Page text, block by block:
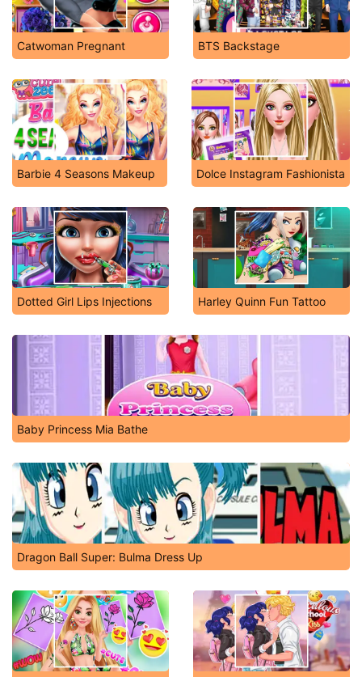
Catwoman Pregnant BTS Backstage
Barbie 4 Seasons Makeup Dolce Instagram Fashionista
Dotted Girl Lips Injections Harley Quinn Fun Tattoo
Baby Princess Mia Bathe
Dragon Ball Super: Bulma Dress Up